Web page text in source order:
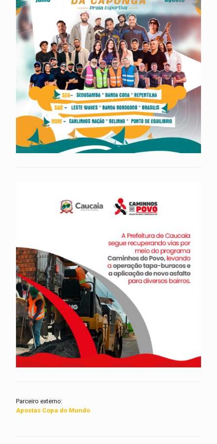
Parceiro externo:
Apostas Copa do Mundo